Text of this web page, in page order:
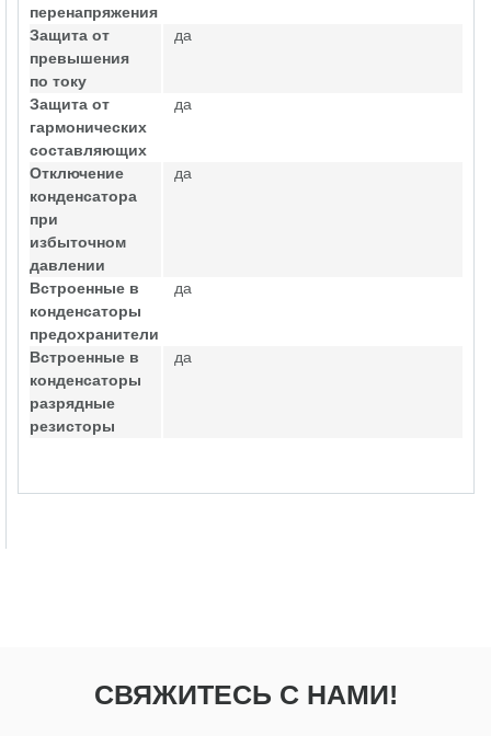
перенапряжения
Защита от
превышения
по току
да
Защита от
гармонических
составляющих
да
Отключение
конденсатора
при
избыточном
давлении
да
Встроенные в
конденсаторы
предохранители
да
Встроенные в
конденсаторы
разрядные
резисторы
да
СВЯЖИТЕСЬ С НАМИ!